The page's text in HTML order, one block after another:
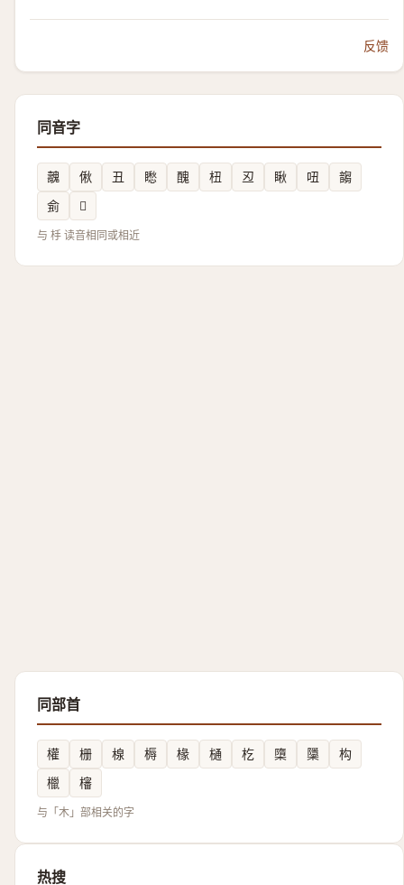
反馈
同音字
魗 偢 丑 矁 醜 杻 丒 瞅 吜
䪮
侴
𧃝
与 杽 读音相同或相近
同部首
權 栅 楾 槈 椽 樋 杚 㯐 櫽
构
㯿
㰂
与「木」部相关的字
热搜